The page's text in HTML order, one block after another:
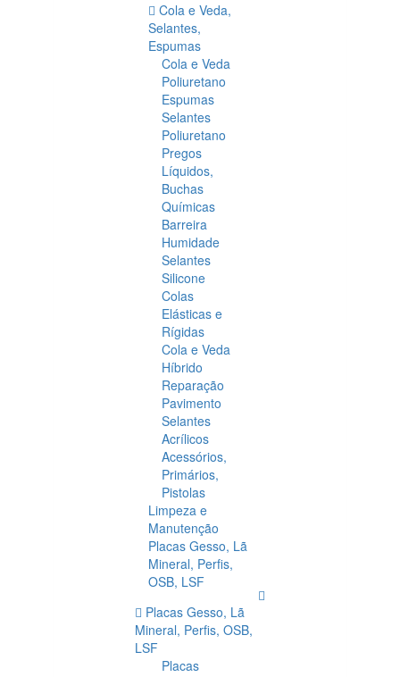
Cola e Veda,
Selantes,
Espumas
Cola e Veda
Poliuretano
Espumas
Selantes
Poliuretano
Pregos
Líquidos,
Buchas
Químicas
Barreira
Humidade
Selantes
Silicone
Colas
Elásticas e
Rígidas
Cola e Veda
Híbrido
Reparação
Pavimento
Selantes
Acrílicos
Acessórios,
Primários,
Pistolas
Limpeza e
Manutenção
Placas Gesso, Lã
Mineral, Perfis,
OSB, LSF
Placas Gesso, Lã
Mineral, Perfis, OSB,
LSF
Placas